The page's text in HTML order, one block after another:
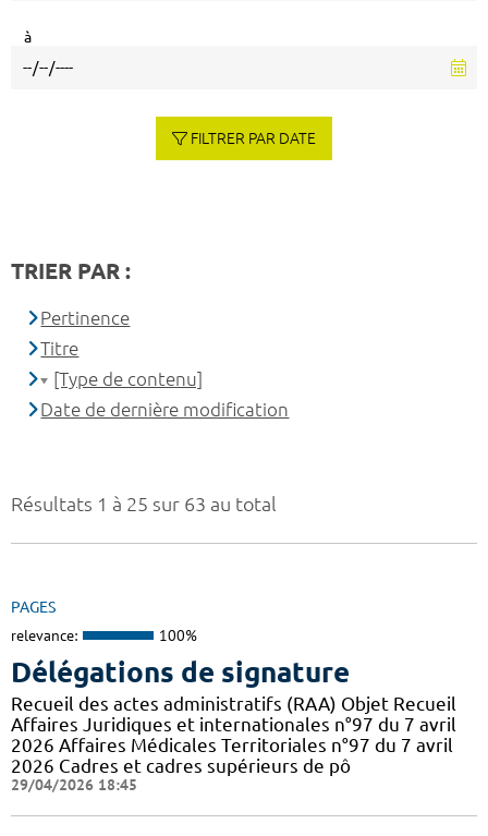
Résultats 1 à 25 sur 63 au total
PAGES
relevance: 100%
Délégations de signature
Recueil des actes administratifs (RAA) Objet Recueil
Affaires Juridiques et internationales n°97 du 7 avril
2026 Affaires Médicales Territoriales n°97 du 7 avril
2026 Cadres et cadres supérieurs de pô
29/04/2026 18:45
à
FILTRER PAR DATE
TRIER PAR :
Pertinence
Titre
[Type de contenu]
Date de dernière modification